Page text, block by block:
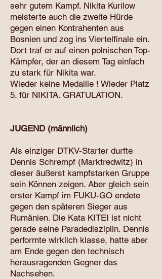
sehr gutem Kampf. Nikita Kurilow
meisterte auch die zweite Hürde
gegen einen Kontrahenten aus
Bosnien und zog ins Viertelfinale ein.
Dort traf er auf einen polnischen Top-
Kämpfer, der an diesem Tag einfach
zu stark für Nikita war.
Wieder keine Medaille ! Wieder Platz
5. für NIKITA. GRATULATION.
JUGEND (männlich)
Als einziger DTKV-Starter durfte
Dennis Schrempf (Marktredwitz) in
dieser äußerst kampfstarken Gruppe
sein Können zeigen. Aber gleich sein
erster Kampf im FUKU-GO endete
gegen den späteren Sieger aus
Rumänien. Die Kata KITEI ist nicht
gerade seine Paradedisziplin. Dennis
performte wirklich klasse, hatte aber
am Ende gegen den technisch
herausragenden Gegner das
Nachsehen.